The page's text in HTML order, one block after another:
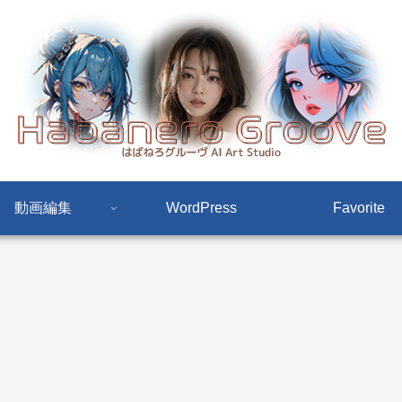
動画編集 WordPress Favorite